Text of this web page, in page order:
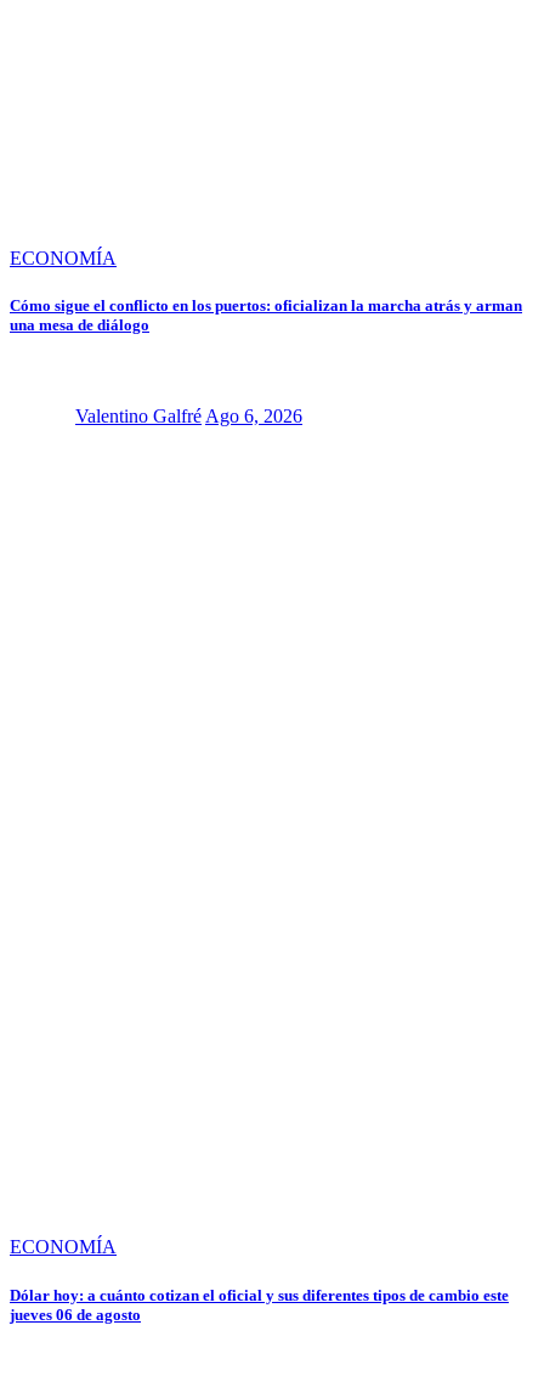
ECONOMÍA
Cómo sigue el conflicto en los puertos: oficializan la marcha atrás y arman
una mesa de diálogo
Valentino GalfréAgo 6, 2026
ECONOMÍA
Dólar hoy: a cuánto cotizan el oficial y sus diferentes tipos de cambio este
jueves 06 de agosto